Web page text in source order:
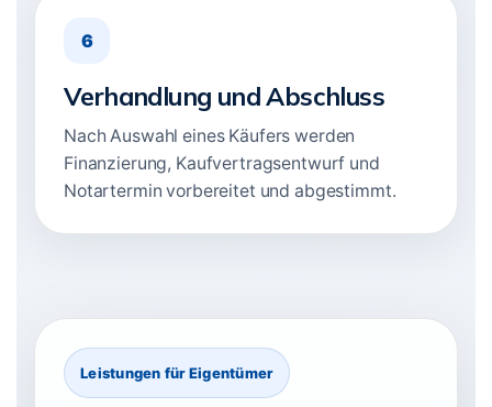
6
Verhandlung und Abschluss
Nach Auswahl eines Käufers werden
Finanzierung, Kaufvertragsentwurf und
Notartermin vorbereitet und abgestimmt.
Leistungen für Eigentümer